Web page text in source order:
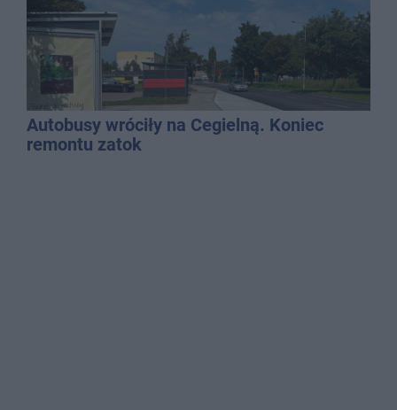
Autobusy wróciły na Cegielną. Koniec
remontu zatok